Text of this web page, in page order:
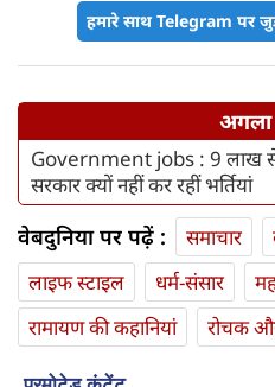
हमारे साथ Telegram पर
Government jobs : 9 लाख से
सरकार क्यों नहीं कर रहीं भर्तियां
वेबदुनिया पर पढ़ें : समाचार
लाइफ स्‍टाइल
धर्म-संसार
रामायण की कहानियां
रोचक